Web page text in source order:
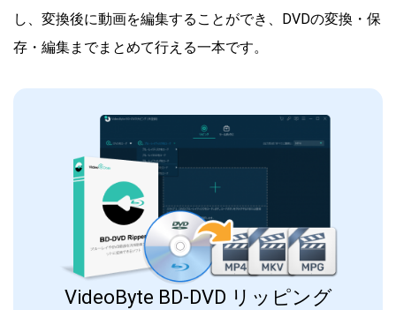
し、変換後に動画を編集することができ、DVDの変換・保
存・編集までまとめて行える一本です。
VideoByte BD-DVD リッピング